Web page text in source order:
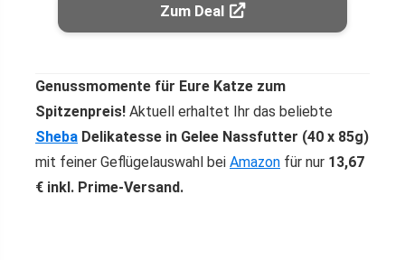
Zum Deal
Genussmomente für Eure Katze zum
Spitzenpreis! Aktuell erhaltet Ihr das beliebte
Sheba Delikatesse in Gelee Nassfutter (40 x 85g)
mit feiner Geflügelauswahl bei Amazon für nur 13,67
€ inkl. Prime-Versand.